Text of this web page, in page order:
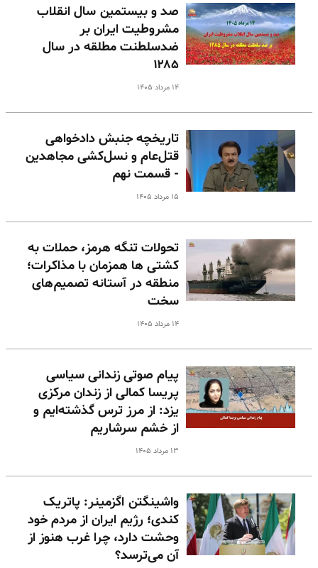
صد و بیستمین سال انقلاب
مشروطیت ایران بر
ضدسلطنت مطلقه در سال
۱۲۸۵
۱۴ مرداد ۱۴۰۵
تاریخچه جنبش دادخواهی
قتل‌عام و نسل‌کشی مجاهدین
- قسمت نهم
۱۵ مرداد ۱۴۰۵
تحولات تنگه هرمز، حملات به
کشتی ها همزمان با مذاکرات؛
منطقه در آستانه تصمیم‌های
سخت
۱۴ مرداد ۱۴۰۵
پیام صوتی زندانی سیاسی
پریسا کمالی از زندان مرکزی
یزد: از مرز ترس گذشته‌ایم و
از خشم سرشاریم
۱۳ مرداد ۱۴۰۵
واشینگتن اگزمینر: پاتریک
کندی؛ رژیم ایران از مردم خود
وحشت دارد، چرا غرب هنوز از
آن می‌ترسد؟